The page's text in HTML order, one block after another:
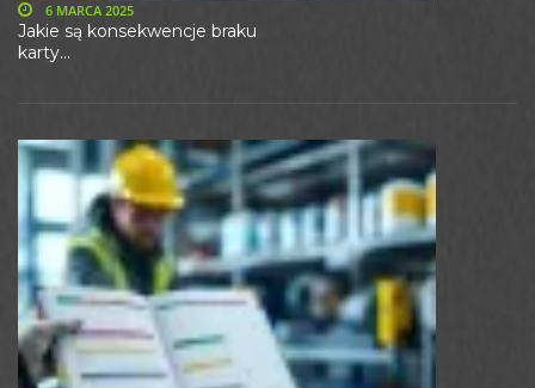
Jakie są konsekwencje braku
karty...
6 MARCA 2025